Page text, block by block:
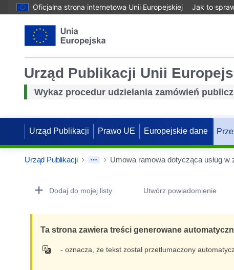
Oficjalna strona internetowa Unii Europejskiej Jak to
Urząd Publikacji Unii
Wykaz procedur udzielania zamówień
Urząd Publikacji Prawo UE Europejskie dane
Urząd Publikacji
Dodaj do mojej listy Utwórz powiadomienie
Ta strona zawiera treści generowane
- oznacza, że tekst został przetłumaczony